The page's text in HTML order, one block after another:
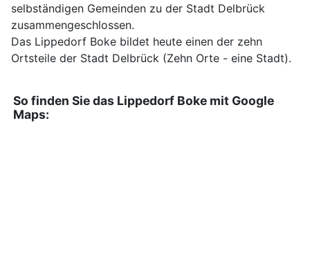
selbständigen Gemeinden zu der Stadt Delbrück
zusammengeschlossen.
Das Lippedorf Boke bildet heute einen der zehn
Ortsteile der Stadt Delbrück (Zehn Orte - eine Stadt).
So finden Sie das Lippedorf Boke mit Google
Maps: